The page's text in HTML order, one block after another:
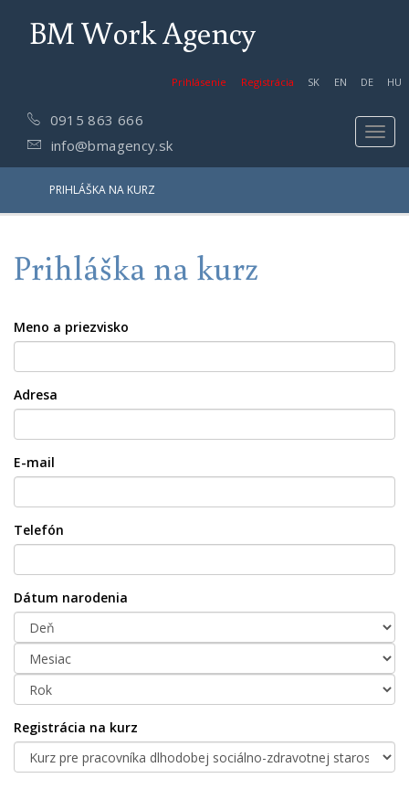
BM Work Agency
Prihlásenie Registrácia SK EN DE HU
0915 863 666
info@bmagency.sk
PRIHLÁŠKA NA KURZ
Prihláška na kurz
Meno a priezvisko
Adresa
E-mail
Telefón
Dátum narodenia
Registrácia na kurz